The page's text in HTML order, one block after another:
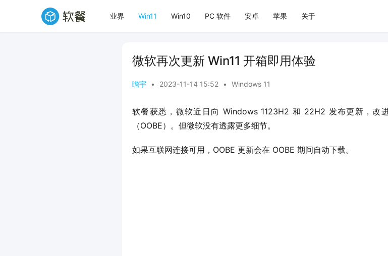
业界 Win11 Win10 PC 软件 安卓 苹果 关于
微软再次更新 Win11 开箱即用体验
瞻宇 • 2023-11-14 15:52 • Windows 11
软餐获悉，微软近日向 Windows 1123H2 和 22H2 发布更新，改
（OOBE）。但微软没有透露更多细节。
如果互联网连接可用，OOBE 更新会在 OOBE 期间自动下载。